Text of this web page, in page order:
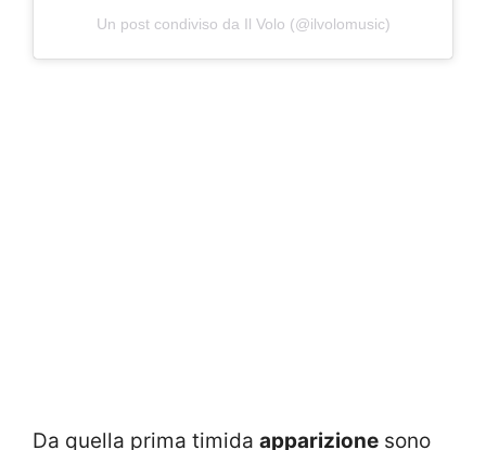
Un post condiviso da Il Volo (@ilvolomusic)
Da quella prima timida apparizione sono